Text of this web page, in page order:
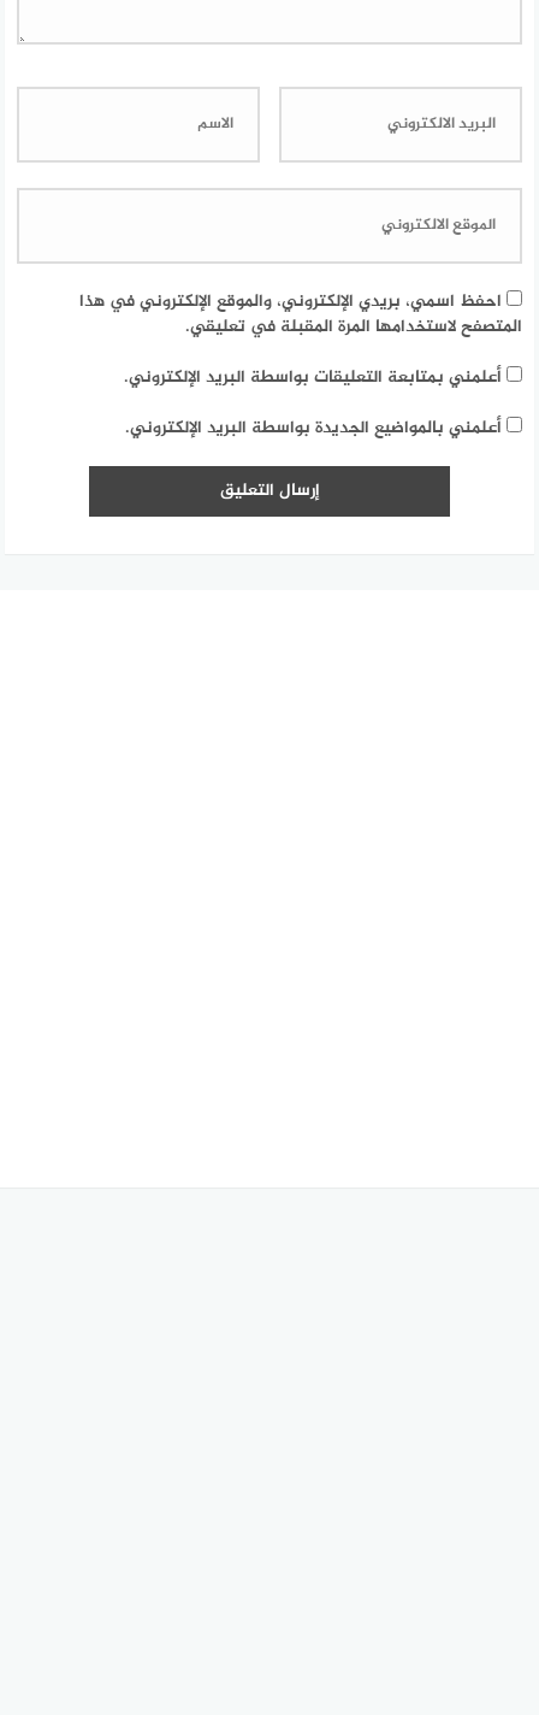
احفظ اسمي، بريدي الإلكتروني، والموقع الإلكتروني في هذا
المتصفح لاستخدامها المرة المقبلة في تعليقي.
أعلمني بمتابعة التعليقات بواسطة البريد الإلكتروني.
أعلمني بالمواضيع الجديدة بواسطة البريد الإلكتروني.